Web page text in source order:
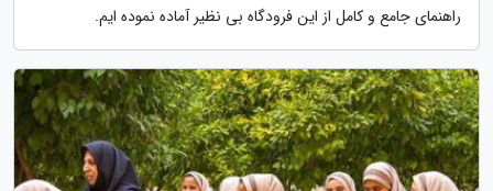
راهنمای جامع و کامل از این فرودگاه بی نظیر آماده نموده ایم.